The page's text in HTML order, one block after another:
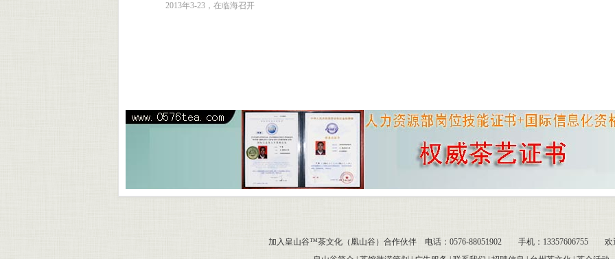
2013年3-23，在临海召开
加入皇山谷™茶文化（凰山谷）合作伙伴 电话：0576-88051902 手机：13357606755 欢